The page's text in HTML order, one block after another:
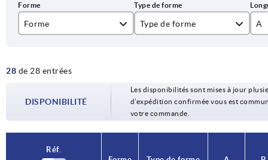
Forme
B
D
Type de forme
avec broche/tête et anneau
avec broche/tête et goupille
A
71
77
28 de 28 entrées
DISPONIBILITÉ
Les disponibilités sont mises à jour
d’expédition confirmée vous est
votre commande.
Réf.
Réf.